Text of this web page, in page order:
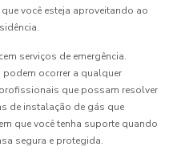
você esteja aproveitando ao
serviços de emergência.
ocorrer a qualquer
que possam resolver
de instalação de gás que
que você tenha suporte quando
segura e protegida.